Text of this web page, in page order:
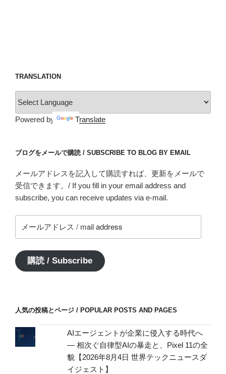
TRANSLATION
Powered by Translate
ブログをメールで購読 / SUBSCRIBE TO BLOG BY EMAIL
メールアドレスを記入して購読すれば、更新をメールで
受信できます。/ If you fill in your email address and
subscribe, you can receive updates via e-mail.
ー
ア
ド
address
購読 / Subscribe
人気の投稿とページ / POPULAR POSTS AND PAGES
AIエージェントが企業に侵入する時代へ
— 相次ぐ自律型AIの暴走と、Pixel 11の全
貌【2026年8月4日 世界テックニュースダ
イジェスト】